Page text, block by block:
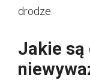
drodze.
Jakie są